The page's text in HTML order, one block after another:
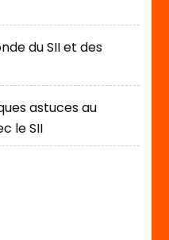
du SII et des
astuces au
le SII